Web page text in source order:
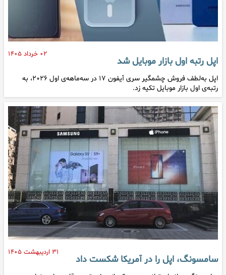
۰۲ خرداد ۱۴۰۵
اپل رتبه اول بازار موبایل شد
اپل به‌لطف فروش چشمگیر سری آیفون ۱۷ در سه‌ماهه‌ی اول ۲۰۲۶، به
رتبه‌ی اول بازار موبایل تکیه زد.
۳۱ اردیبهشت ۱۴۰۵
سامسونگ، اپل را در آمریکا شکست داد